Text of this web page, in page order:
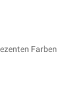
Farben